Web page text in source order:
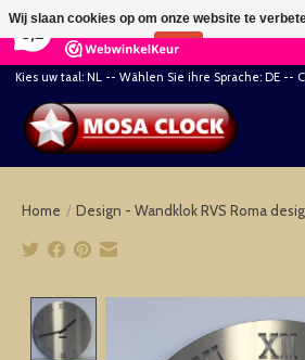
164 Reviews
Kies uw taal: NL -- Wählen Sie ihre Sprache: DE --
Home / Design - Wandklok RVS Roma
Wij slaan cookies op om onze website te
Nee